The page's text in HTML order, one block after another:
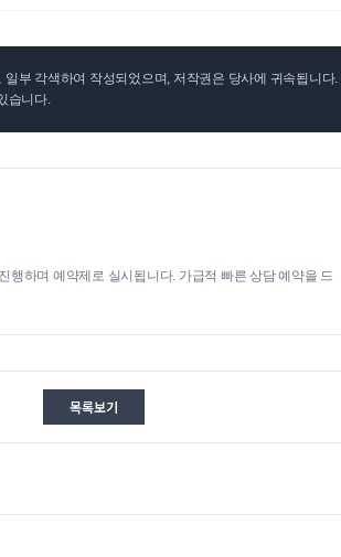
부 각색하여 작성되었으며, 저작권은 당사에 귀속됩니다
습니다.
행하며 예약제로 실시됩니다. 가급적 빠른 상담 예약을 드
목록보기